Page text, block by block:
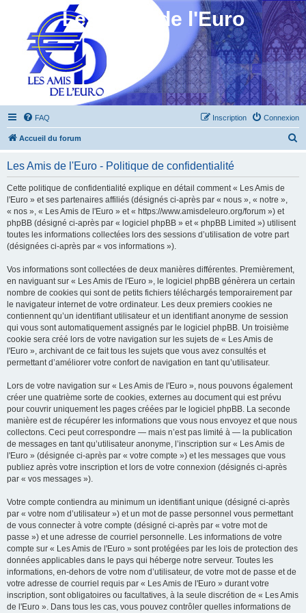
Les Amis de l'Euro
FAQ Connexion
Inscription
Accueil du forum
Les Amis de l'Euro - Politique de confidentialité
Cette politique de confidentialité explique en détail comment « Les Amis de
l'Euro » et ses partenaires affiliés (désignés ci-après par « nous », « notre »,
« nos », « Les Amis de l'Euro » et « https://www.amisdeleuro.org/forum ») et
phpBB (désigné ci-après par « logiciel phpBB » et « phpBB Limited ») utilisent
toutes les informations collectées lors des sessions d’utilisation de votre part
(désignées ci-après par « vos informations »).
Vos informations sont collectées de deux manières différentes. Premièrement,
en naviguant sur « Les Amis de l'Euro », le logiciel phpBB génèrera un certain
nombre de cookies qui sont de petits fichiers téléchargés temporairement par
le navigateur internet de votre ordinateur. Les deux premiers cookies ne
contiennent qu’un identifiant utilisateur et un identifiant anonyme de session
qui vous sont automatiquement assignés par le logiciel phpBB. Un troisième
cookie sera créé lors de votre navigation sur les sujets de « Les Amis de
l'Euro », archivant de ce fait tous les sujets que vous avez consultés et
permettant d’améliorer votre confort de navigation en tant qu’utilisateur.
Lors de votre navigation sur « Les Amis de l'Euro », nous pouvons également
créer une quatrième sorte de cookies, externes au document qui est prévu
pour couvrir uniquement les pages créées par le logiciel phpBB. La seconde
manière est de récupérer les informations que vous nous envoyez et que nous
collectons. Ceci peut correspondre — mais n’est pas limité à — la publication
de messages en tant qu’utilisateur anonyme, l’inscription sur « Les Amis de
l'Euro » (désignée ci-après par « votre compte ») et les messages que vous
publiez après votre inscription et lors de votre connexion (désignés ci-après
par « vos messages »).
Votre compte contiendra au minimum un identifiant unique (désigné ci-après
par « votre nom d’utilisateur ») et un mot de passe personnel vous permettant
de vous connecter à votre compte (désigné ci-après par « votre mot de
passe ») et une adresse de courriel personnelle. Les informations de votre
compte sur « Les Amis de l'Euro » sont protégées par les lois de protection des
données applicables dans le pays qui héberge notre serveur. Toutes les
informations, en-dehors de votre nom d’utilisateur, de votre mot de passe et de
votre adresse de courriel requis par « Les Amis de l'Euro » durant votre
inscription, sont obligatoires ou facultatives, à la seule discrétion de « Les Amis
de l'Euro ». Dans tous les cas, vous pouvez contrôler quelles informations de